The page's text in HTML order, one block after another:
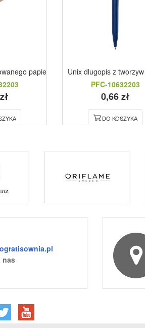
papieru z zatyczka | Debra
Unix dlugopis z
PFC-10632203
0,66 zł
DO KOSZYKA
nas